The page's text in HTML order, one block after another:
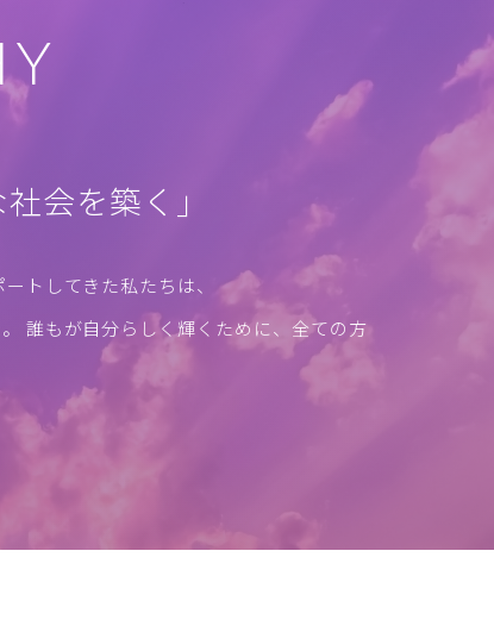
会を築く」
トしてきた私たちは、
誰もが自分らしく輝くために、全ての方